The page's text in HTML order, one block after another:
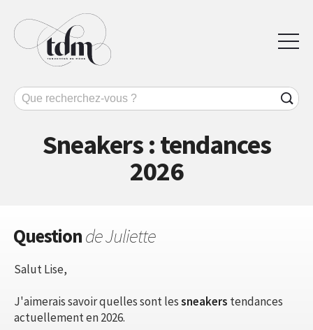
Sneakers : tendances
2026
Questionde Juliette
Salut Lise,
J'aimerais savoir quelles sont lessneakers tendances
actuellement en 2026.